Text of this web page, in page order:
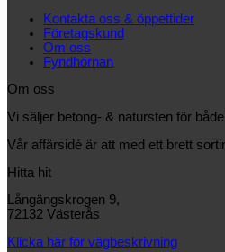
Kontakta oss & öppettider
Företagskund
Om oss
Fyndhörnan
Om oss
Vi säljer betong- & natursten för
Vår affärsidé är att med ett brett
Hitta hit
Långängskrogen 9,
72132 Västerås
Klicka här för vägbeskrivning